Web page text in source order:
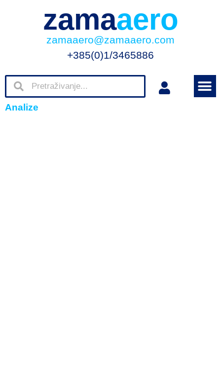
zamaaero
zamaaero@zamaaero.com
+385(0)1/3465886
Analize